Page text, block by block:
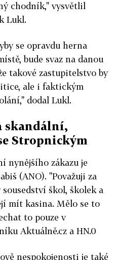
chodník," vysvětlil
Lukl.
se opravdu herna
bude svaz na danou
takové zastupitelstvo by
ale i faktickým
dodal Lukl.
skandální,
Stropnickým
nynějšího zákazu je
(ANO). "Považuji za
škol, školek a
mít kasina. Mělo se to
to pouze v
Aktuálně.cz a HN.0
nespokojenosti je také